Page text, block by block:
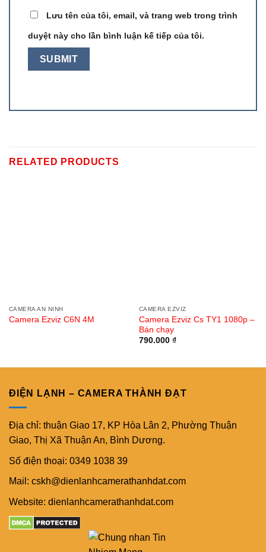
Lưu tên của tôi, email, và trang web trong trình
duyệt này cho lần bình luận kế tiếp của tôi.
RELATED PRODUCTS
CAMERA AN NINH
Camera Ezviz C6N 4M
CAMERA EZVIZ
Camera Ezviz Cs TY1 1080p –
Bán chạy
790.000 ₫
ĐIỆN LẠNH – CAMERA THÀNH ĐẠT
Địa chỉ: thuận Giao 17, KP Hòa Lân 2, Phường Thuận
Giao, Thị Xã Thuận An, Bình Dương.
Số điện thoại: 0349 1038 39
Mail: cskh@dienlanhcamerathanhdat.com
Website: dienlanhcamerathanhdat.com